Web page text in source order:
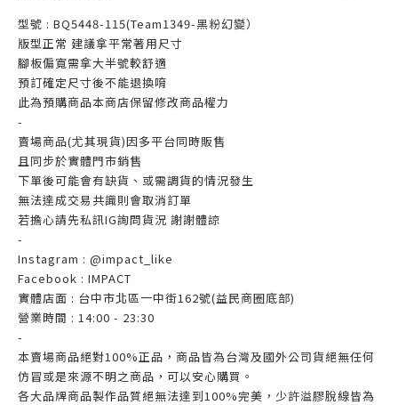
型號 : BQ5448-115(Team1349-黑粉幻變）
版型正常 建議拿平常著用尺寸
腳板偏寬需拿大半號較舒適
預訂確定尺寸後不能退換唷
此為預購商品本商店保留修改商品權力
-
賣場商品(尤其現貨)因多平台同時販售
且同步於實體門市銷售
下單後可能會有缺貨、或需調貨的情況發生
無法達成交易共識則會取消訂單
若擔心請先私訊IG詢問貨況 謝謝體諒
-
Instagram : @impact_like
Facebook : IMPACT
實體店面 : 台中市北區一中街162號(益民商圈底部)
營業時間 : 14:00 - 23:30
-
本賣場商品絕對100%正品，商品皆為台灣及國外公司貨絕無任何
仿冒或是來源不明之商品，可以安心購買。
各大品牌商品製作品質絕無法達到100%完美，少許溢膠脫線皆為